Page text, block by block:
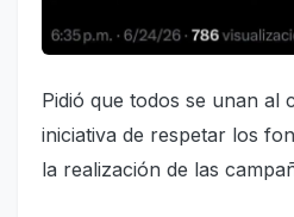
Pidió que todos se unan al
iniciativa de respetar los
la realización de las